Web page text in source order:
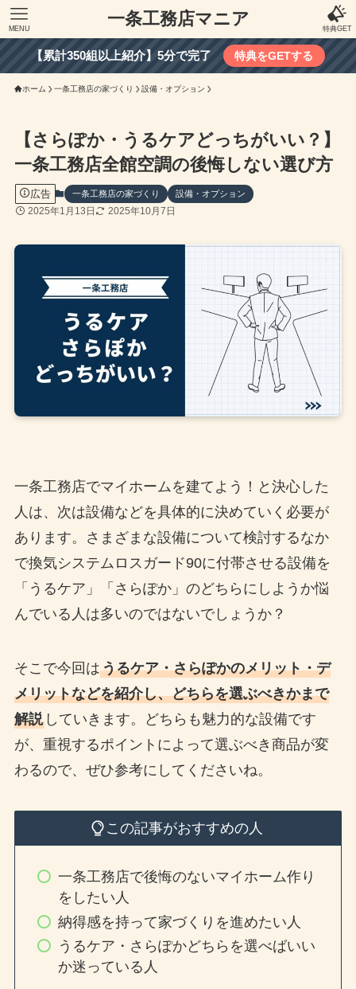
一条工務店マニア 特典GET
MENU
【累計350組以上紹介】5分で完了 特典をGETする
ホーム 一条工務店の家づくり 設備・オプション
【さらぽか・うるケアどっちがいい？】
一条工務店全館空調の後悔しない選び方
広告 一条工務店の家づくり 設備・オプション
2025年1月13日 2025年10月7日
一条工務店でマイホームを建てよう！と決心した
人は、次は設備などを具体的に決めていく必要が
あります。さまざまな設備について検討するなか
で換気システムロスガード90に付帯させる設備を
「うるケア」「さらぽか」のどちらにしようか悩
んでいる人は多いのではないでしょうか？
そこで今回はうるケア・さらぽかのメリット・デ
メリットなどを紹介し、どちらを選ぶべきかまで
解説していきます。どちらも魅力的な設備です
が、重視するポイントによって選ぶべき商品が変
わるので、ぜひ参考にしてくださいね。
この記事がおすすめの人
一条工務店で後悔のないマイホーム作り
をしたい人
納得感を持って家づくりを進めたい人
うるケア・さらぽかどちらを選べばいい
か迷っている人